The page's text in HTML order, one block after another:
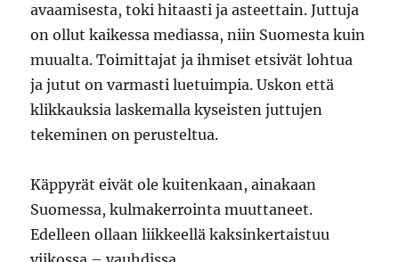
avaamisesta, toki hitaasti ja asteettain. Juttuja
on ollut kaikessa mediassa, niin Suomesta kuin
muualta. Toimittajat ja ihmiset etsivät lohtua
ja jutut on varmasti luetuimpia. Uskon että
klikkauksia laskemalla kyseisten juttujen
tekeminen on perusteltua.
Käppyrät eivät ole kuitenkaan, ainakaan
Suomessa, kulmakerrointa muuttaneet.
Edelleen ollaan liikkeellä kaksinkertaistuu